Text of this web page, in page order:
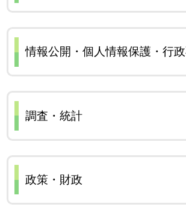
情報公開・個人情報保護・行
調査・統計
政策・財政